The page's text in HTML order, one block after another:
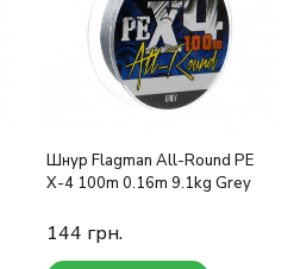
Шнур Flagman All-Round PE
X-4 100m 0.16m 9.1kg Grey
144 грн.